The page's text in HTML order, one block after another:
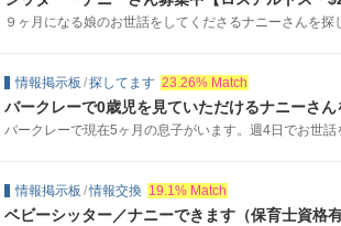
９ヶ月になる娘のお世話をしてくださるナニーさんを
情報掲示板 /探してます 23.26% Match
バークレーで0歳児を見ていただけるナニーさ
バークレーで現在5ヶ月の息子がいます。週4日でお世
情報掲示板 /情報交換 19.1% Match
ベビーシッター／ナニーできます（保育士資格有